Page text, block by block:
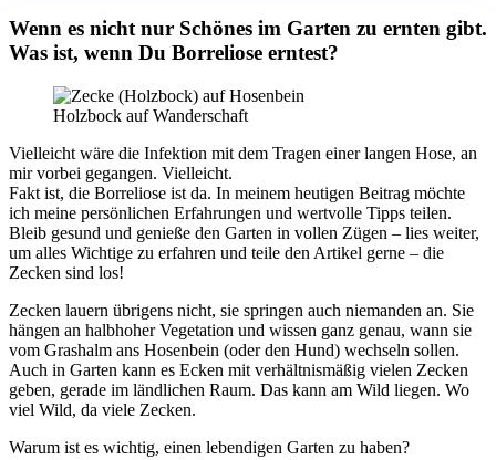
Wenn es nicht nur Schönes im Garten zu ernten gibt.
Was ist, wenn Du Borreliose erntest?
Holzbock auf Wanderschaft
Vielleicht wäre die Infektion mit dem Tragen einer langen Hose, an
mir vorbei gegangen. Vielleicht.
Fakt ist, die Borreliose ist da. In meinem heutigen Beitrag möchte
ich meine persönlichen Erfahrungen und wertvolle Tipps teilen.
Bleib gesund und genieße den Garten in vollen Zügen – lies weiter,
um alles Wichtige zu erfahren und teile den Artikel gerne – die
Zecken sind los!
Zecken lauern übrigens nicht, sie springen auch niemanden an. Sie
hängen an halbhoher Vegetation und wissen ganz genau, wann sie
vom Grashalm ans Hosenbein (oder den Hund) wechseln sollen.
Auch in Garten kann es Ecken mit verhältnismäßig vielen Zecken
geben, gerade im ländlichen Raum. Das kann am Wild liegen. Wo
viel Wild, da viele Zecken.
Warum ist es wichtig, einen lebendigen Garten zu haben?